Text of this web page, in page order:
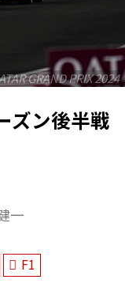
GRAND PRIX 2024
ズン後半戦
一
F1